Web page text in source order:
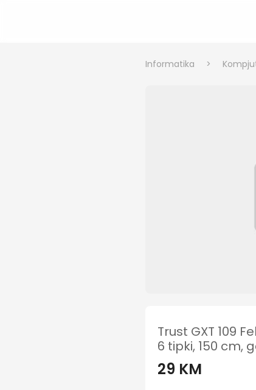
Informatika >
Trust GXT 109
6 tipki, 150 cm,
29 KM